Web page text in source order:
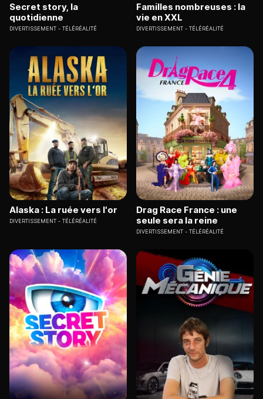
Secret story, la
quotidienne
DIVERTISSEMENT TÉLÉRÉALITÉ
Familles nombreuses : la
vie en XXL
DIVERTISSEMENT TÉLÉRÉALITÉ
Alaska : La ruée vers l'or
DIVERTISSEMENT TÉLÉRÉALITÉ
Drag Race France : une
seule sera la reine
DIVERTISSEMENT TÉLÉRÉALITÉ